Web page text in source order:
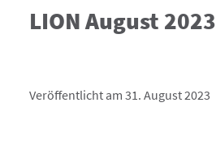
LION August 2023
Veröffentlicht am 31. August 2023